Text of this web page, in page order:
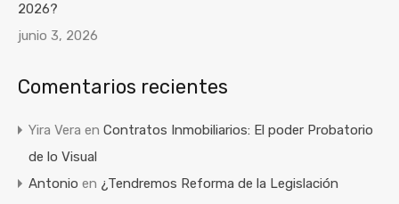
2026?
junio 3, 2026
Comentarios recientes
Yira Vera en Contratos Inmobiliarios: El poder Probatorio
de lo Visual
Antonio en ¿Tendremos Reforma de la Legislación